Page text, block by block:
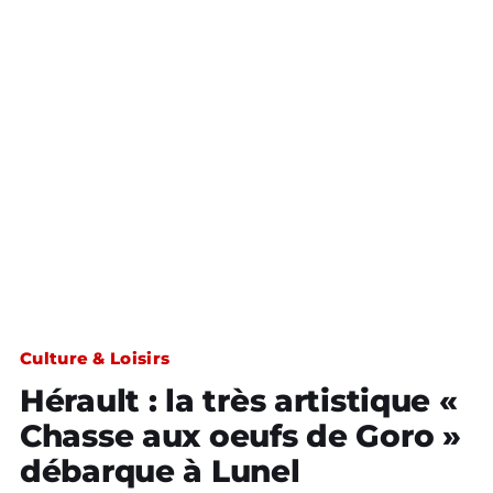
Culture & Loisirs
Hérault : la très artistique «
Chasse aux oeufs de Goro »
débarque à Lunel